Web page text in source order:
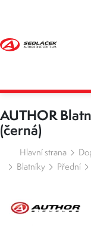
AUTHOR
(černá)
Hlavní strana
Blatníky
Přední